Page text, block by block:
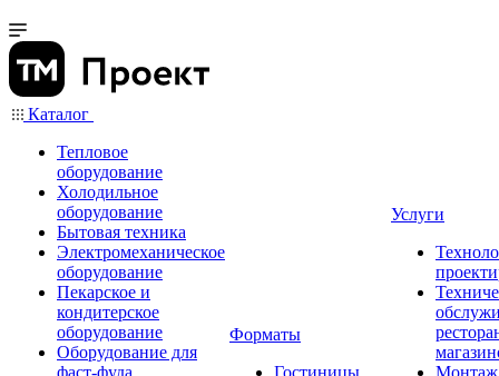
Каталог
Тепловое
оборудование
Холодильное
оборудование
Бытовая техника
Электромеханическое
оборудование
Пекарское и
кондитерское
оборудование
Оборудование для
фаст-фуда
Форматы
Гостиницы
Услуги
Монтаж